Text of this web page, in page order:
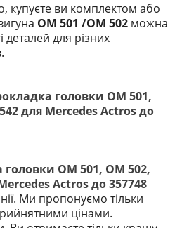
купуєте ви комплектом або
OM 501 /OM 502 можна
деталей для різних
головки ОМ 501,
для Mercedes Actros до
головки ОМ 501, ОМ 502,
Actros до 357748
Ми пропонуємо тільки
цінами.